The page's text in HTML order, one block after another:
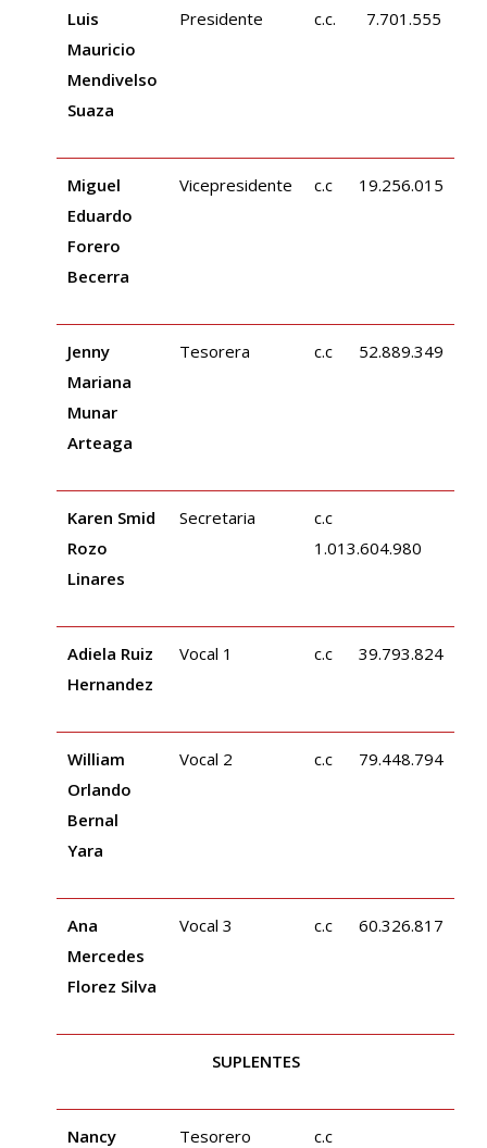
Luis
Mauricio
Mendivelso
Suaza
Presidente c.c. 7.701.555
Miguel
Eduardo
Forero
Becerra
Vicepresidente c.c 19.256.015
Jenny
Mariana
Munar
Arteaga
Tesorera c.c 52.889.349
Karen Smid
Rozo
Linares
Secretaria
c.c
1.013.604.980
Adiela Ruiz
Hernandez
Vocal 1 c.c 39.793.824
William
Orlando
Bernal
Yara
Vocal 2 c.c 79.448.794
Ana
Mercedes
Florez Silva
Vocal 3 c.c 60.326.817
SUPLENTES
Nancy
Tesorero
c.c